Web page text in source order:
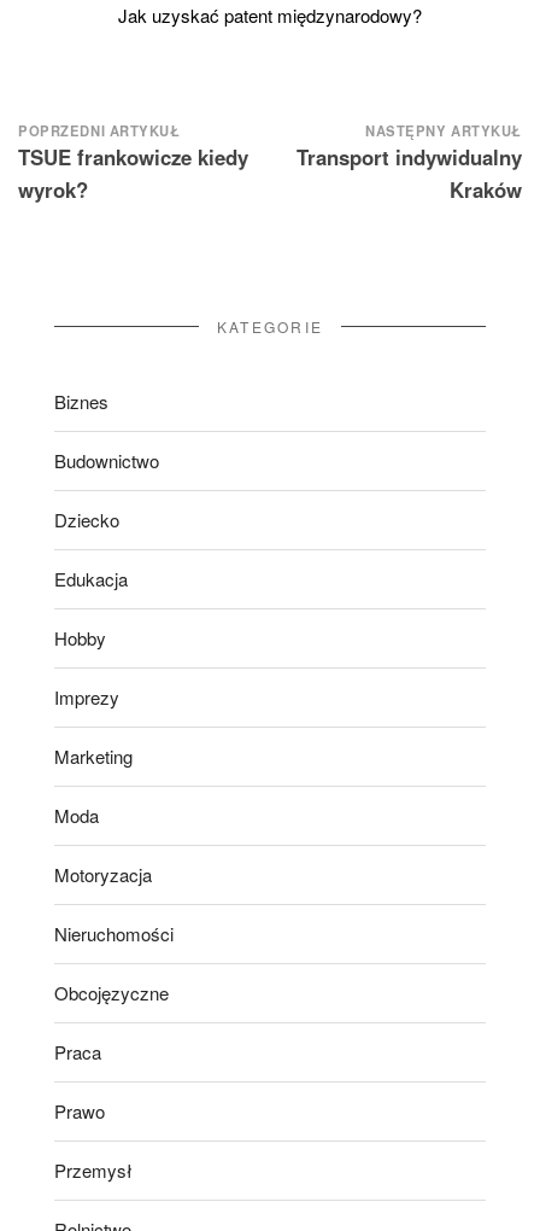
Jak uzyskać patent międzynarodowy?
Nawigacja
wpisu
POPRZEDNI ARTYKUŁ
TSUE frankowicze kiedy
wyrok?
NASTĘPNY ARTYKUŁ
Transport indywidualny
Kraków
KATEGORIE
Biznes
Budownictwo
Dziecko
Edukacja
Hobby
Imprezy
Marketing
Moda
Motoryzacja
Nieruchomości
Obcojęzyczne
Praca
Prawo
Przemysł